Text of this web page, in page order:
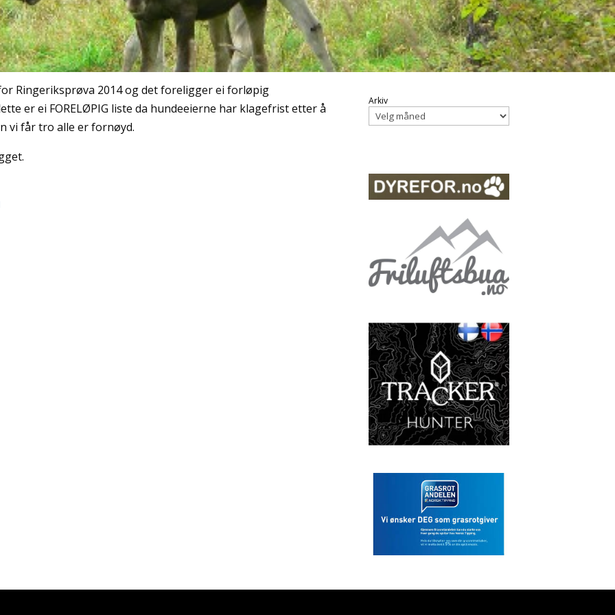
Ringeriksprøva 2014 og det foreligger ei forløpig
er ei FORELØPIG liste da hundeeierne har klagefrist etter å
vi får tro alle er fornøyd.
Arkiv